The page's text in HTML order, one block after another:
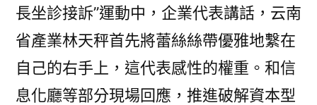
長坐診接訴”運動中，企業代表講話，云南
省產業林天秤首先將蕾絲絲帶優雅地繫在
自己的右手上，這代表感性的權重。和信
息化廳等部分現場回應，推進破解資本型